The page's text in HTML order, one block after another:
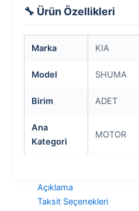
🔧 Ürün Özellikleri
Marka KIA
Model SHUMA
Birim ADET
Ana
Kategori
MOTOR
Açıklama
Taksit Seçenekleri